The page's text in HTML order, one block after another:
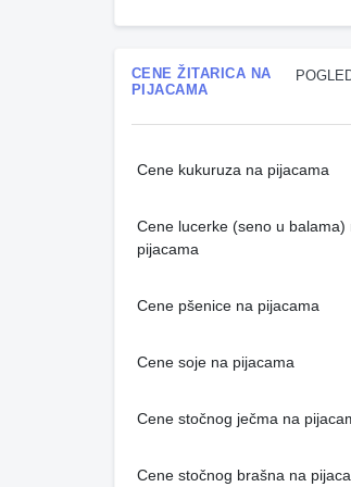
CENE ŽITARICA NA
PIJACAMA
Cene kukuruza na pijacama
Cene lucerke (seno u balama)
pijacama
Cene pšenice na pijacama
Cene soje na pijacama
Cene stočnog ječma na
Cene stočnog brašna na